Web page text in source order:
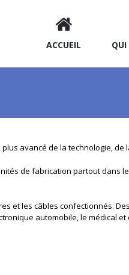
ACCUEIL QUI
avancé de la technologie, de
de fabrication partout
et les câbles confectionnés.
automobile, le médical